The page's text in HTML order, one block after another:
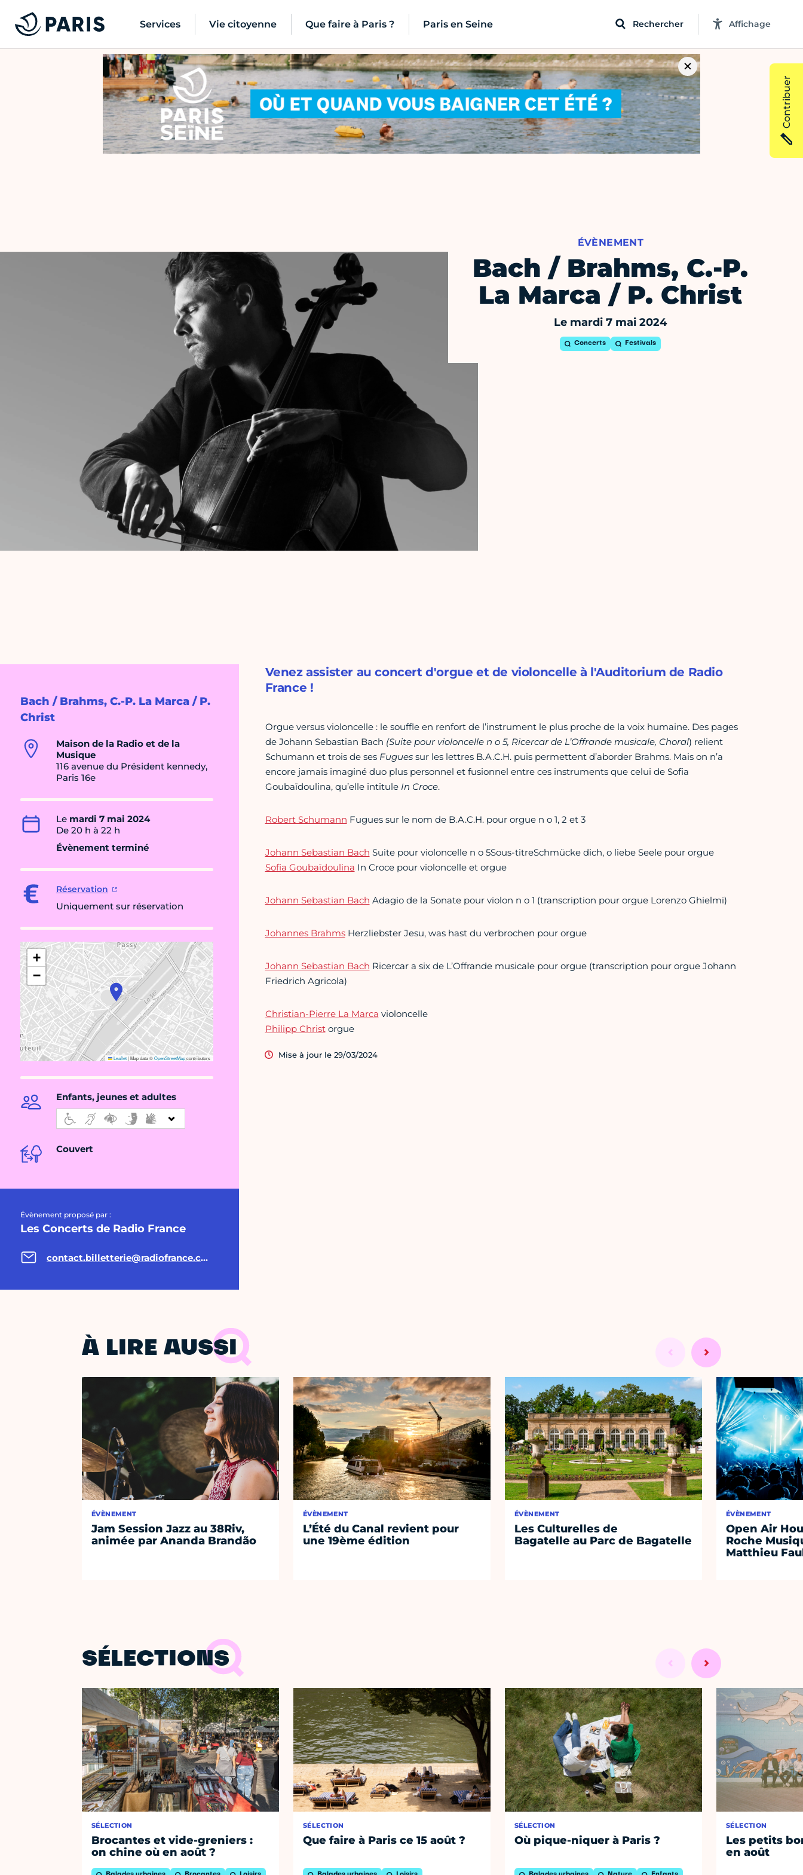
Services Vie citoyenne Que faire à Paris ? Paris en Seine Rechercher Affichage
ÉVÈNEMENT
Bach / Brahms, C.-P.
La Marca / P. Christ
Le mardi 7 mai 2024
Concerts Festivals
Bach / Brahms, C.-P. La Marca / P.
Christ
Maison de la Radio et de la
Musique
116 avenue du Président kennedy,
Paris 16e
Le mardi 7 mai 2024
De 20 h à 22 h
Évènement terminé
Réservation
Uniquement sur réservation
+
−
Leaflet|Map data ©OpenStreetMapcontributors
Enfants, jeunes et adultes
Couvert
Évènement proposé par :
Les Concerts de Radio France
contact.billetterie@radiofrance.com
Venez assister au concert d'orgue et de violoncelle à l'Auditorium de Radio
France !
Orgue versus violoncelle : le souffle en renfort de l’instrument le plus proche de la voix humaine. Des pages
de Johann Sebastian Bach (Suite pour violoncelle n o 5, Ricercar de L’Offrande musicale, Choral) relient
Schumann et trois de ses Fuguessur les lettres B.A.C.H. puis permettent d’aborder Brahms. Mais on n’a
encore jamais imaginé duo plus personnel et fusionnel entre ces instruments que celui de Sofia
Goubaïdoulina, qu’elle intitule In Croce.
Robert Schumann Fugues sur le nom de B.A.C.H. pour orgue n o 1, 2 et 3
Johann Sebastian Bach Suite pour violoncelle n o 5Sous-titreSchmücke dich, o liebe Seele pour orgue
Sofia Goubaïdoulina In Croce pour violoncelle et orgue
Johann Sebastian Bach Adagio de la Sonate pour violon n o 1 (transcription pour orgue Lorenzo Ghielmi)
Johannes BrahmsHerzliebster Jesu, was hast du verbrochen pour orgue
Johann Sebastian Bach Ricercar a six de L’Offrande musicale pour orgue (transcription pour orgue Johann
Friedrich Agricola)
Christian-Pierre La Marca violoncelle
Philipp Christorgue
Mise à jour le 29/03/2024
À LIRE AUSSI
ÉVÈNEMENT
Jam Session Jazz au 38Riv,
animée par Ananda Brandão
ÉVÈNEMENT
L’Été du Canal revient pour
une 19ème édition
ÉVÈNEMENT
Les Culturelles de
Bagatelle au Parc de Bagatelle
ÉVÈNEMENT
Open Air
Roche
Matthieu
SÉLECTIONS
SÉLECTION
Brocantes et vide-greniers :
on chine où en août ?
SÉLECTION
Que faire à Paris ce 15 août ?
SÉLECTION
Où pique-niquer à Paris ?
SÉLECTION
Les petits
en août
Contribuer